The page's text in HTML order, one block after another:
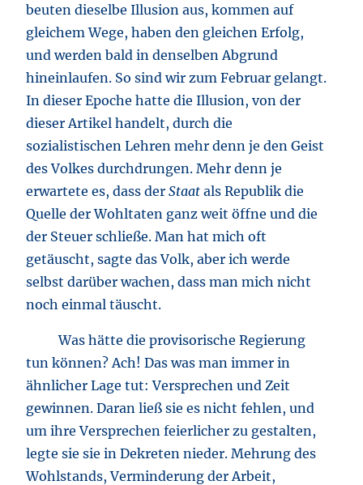
beuten dieselbe Illusion aus, kommen auf
gleichem Wege, haben den gleichen Erfolg,
und werden bald in denselben Abgrund
hineinlaufen. So sind wir zum Februar gelangt.
In dieser Epoche hatte die Illusion, von der
dieser Artikel handelt, durch die
sozialistischen Lehren mehr denn je den Geist
des Volkes durchdrungen. Mehr denn je
erwartete es, dass der Staat als Republik die
Quelle der Wohltaten ganz weit öffne und die
der Steuer schließe. Man hat mich oft
getäuscht, sagte das Volk, aber ich werde
selbst darüber wachen, dass man mich nicht
noch einmal täuscht.
Was hätte die provisorische Regierung
tun können? Ach! Das was man immer in
ähnlicher Lage tut: Versprechen und Zeit
gewinnen. Daran ließ sie es nicht fehlen, und
um ihre Versprechen feierlicher zu gestalten,
legte sie sie in Dekreten nieder. Mehrung des
Wohlstands, Verminderung der Arbeit,